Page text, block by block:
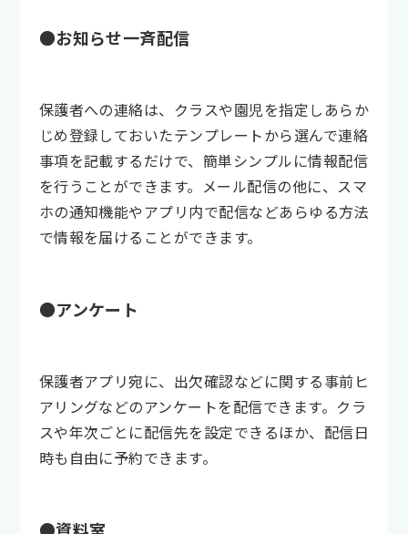
●お知らせ一斉配信
保護者への連絡は、クラスや園児を指定しあらか
じめ登録しておいたテンプレートから選んで連絡
事項を記載するだけで、簡単シンプルに情報配信
を行うことができます。メール配信の他に、スマ
ホの通知機能やアプリ内で配信などあらゆる方法
で情報を届けることができます。
●アンケート
保護者アプリ宛に、出欠確認などに関する事前ヒ
アリングなどのアンケートを配信できます。クラ
スや年次ごとに配信先を設定できるほか、配信日
時も自由に予約できます。